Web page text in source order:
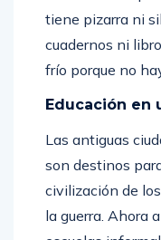
tiene pizarra ni
cuadernos ni
frío porque no
Educación en
Las antiguas
son destinos
civilización de
la guerra. Ahora